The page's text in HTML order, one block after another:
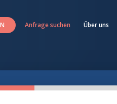
Anfrage suchen Über uns